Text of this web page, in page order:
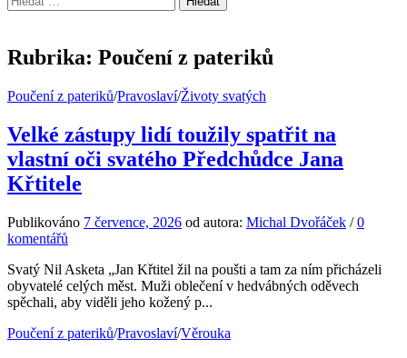
Rubrika: Poučení z pateriků
Poučení z pateriků/Pravoslaví/Životy svatých
Velké zástupy lidí toužily spatřit na
vlastní oči svatého Předchůdce Jana
Křtitele
Publikováno 7 července, 2026 od autora: Michal Dvořáček /0
komentářů
Svatý Nil Asketa „Jan Křtitel žil na poušti a tam za ním přicházeli
obyvatelé celých měst. Muži oblečení v hedvábných oděvech
spěchali, aby viděli jeho kožený p...
Poučení z pateriků/Pravoslaví/Věrouka